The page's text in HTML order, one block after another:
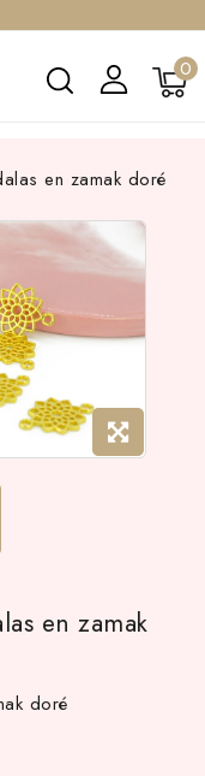
0
en zamak doré
en zamak
doré